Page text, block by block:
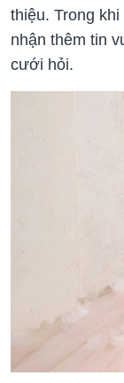
thiệu. Trong
nhận thêm tin
cưới hỏi.